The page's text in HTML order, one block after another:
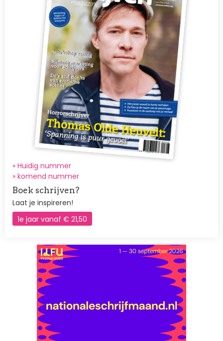
» Huidig nummer
» komend nummer
Boek schrijven?
Laat je inspireren!
1e jaar vanaf € 21,50